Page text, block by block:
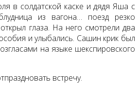
в солдатской каске и дядя Яша с
из вагона… поезд резко
глаза. На него смотрели два
и улыбались. Сашин крик был
на языке шекспировского
встречу.